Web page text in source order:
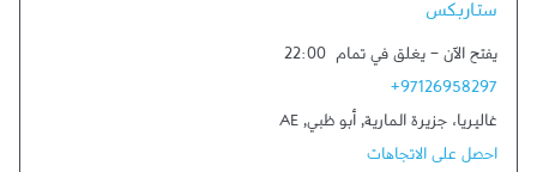
ستاربكس
يفتح الآن - يغلق في تمام 22:00
+97126958297
غاليريا، جزيرة المارية, أبو ظبي,
AE
احصل على الاتجاهات